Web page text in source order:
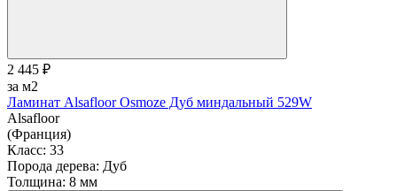
2 445 ₽
за м2
Ламинат Alsafloor Osmoze Дуб миндальный 529W
Alsafloor
(Франция)
Класс: 33
Порода дерева: Дуб
Толщина: 8 мм